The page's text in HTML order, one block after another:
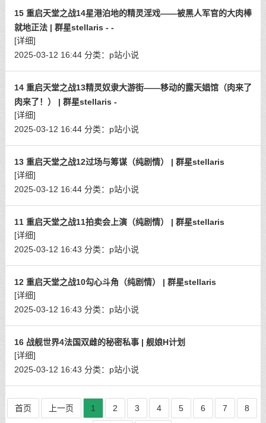
15 重启天堂之战14星港泊地的精灵淫戏——被黑人军官的大肉棒
就地正法 | 群星stellaris - -
[详细]
2025-03-12 16:44 分类： p站小说
14 重启天堂之战13精灵奴隶大游街——移动的露天娼馆（肉来了
肉来了！） | 群星stellaris -
[详细]
2025-03-12 16:44 分类： p站小说
13 重启天堂之战12过场与筹谋（纯剧情） | 群星stellaris
[详细]
2025-03-12 16:44 分类： p站小说
11 重启天堂之战11拍卖会上演（纯剧情） | 群星stellaris
[详细]
2025-03-12 16:43 分类： p站小说
12 重启天堂之战10勾心斗角（纯剧情） | 群星stellaris
[详细]
2025-03-12 16:43 分类： p站小说
16 战舰世界4法国双雌的秘密私事 | 舰娘H计划
[详细]
2025-03-12 16:43 分类： p站小说
首页 上一页 1 2 3 4 5 6 7 8